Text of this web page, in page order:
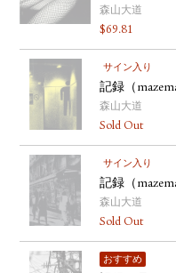
森山大道
$69.81
サイン入り
記録（
森山大道
Sold Out
サイン入り
記録（
森山大道
Sold Out
おすすめ